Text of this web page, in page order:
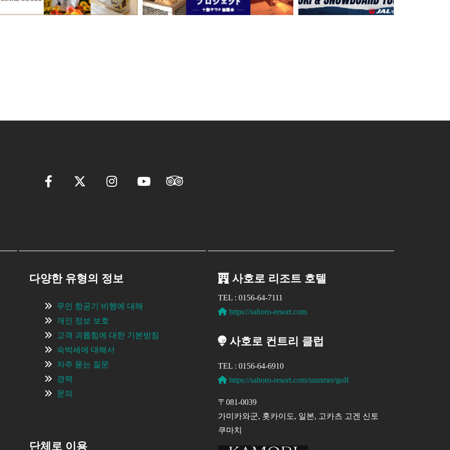
다양한 유형의 정보
무인 항공기 비행에 대해
개인 정보 보호
고객 괴롭힘에 대한 기본방침
숙박세에 대해서
자주 묻는 질문
경력
문의
단체로 이용
사호로 리조트 호텔
TEL : 0156-64-7111
https://sahoro-resort.com
사호로 컨트리 클럽
TEL : 0156-64-6910
https://sahoro-resort.com/summer/golf
〒081-0039
가미카와군, 홋카이도, 일본, 고카츠 고겐 신토
쿠마치